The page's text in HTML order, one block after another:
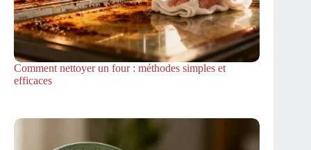
Comment nettoyer un four : méthodes simples et
efficaces